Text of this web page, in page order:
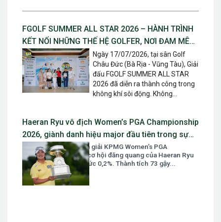
FGOLF SUMMER ALL STAR 2026 – HÀNH TRÌNH
KẾT NỐI NHỮNG THẾ HỆ GOLFER, NƠI ĐAM MÊ
ĐƯỢC TIẾP NỐI VÀ TỎA SÁNGNgày 17/07/2026, tại sân Golf
Châu Đức (Bà Rịa - Vũng Tàu), Giải
đấu FGOLF SUMMER ALL STAR
2026 đã diễn ra thành công trong
không khí sôi động. Không...
Haeran Ryu vô địch Women’s PGA Championship
2026, giành danh hiệu major đầu tiên trong sự
nghiệp
Sau vòng mở màn của giải KPMG Women’s PGA
Championship 2026, cơ hội đăng quang của Haeran Ryu
chỉ được dự đoán ở mức 0,2%. Thành tích 73 gậy...